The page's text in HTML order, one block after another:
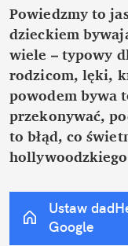
Powiedzmy to
dzieckiem
wiele – typowy
rodzicom, lęki,
powodem bywa
przekonywać,
to błąd, co
Ustaw
Google